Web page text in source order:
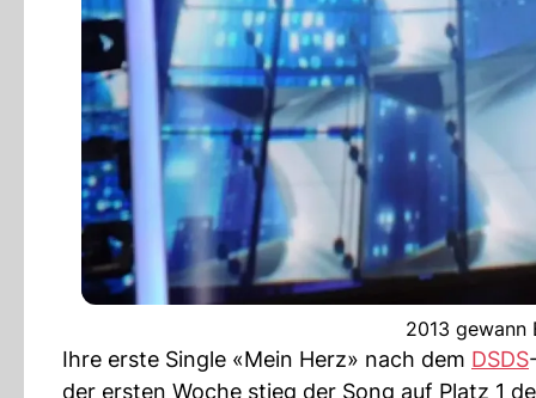
2013 gewann
Ihre erste Single «Mein Herz» nach dem DSDS
der ersten Woche stieg der Song auf Platz 1